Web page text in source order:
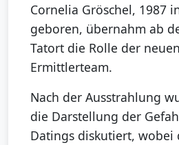
Cornelia Gröschel, 1987
geboren, übernahm ab
Tatort die Rolle der
Ermittlerteam.
Nach der Ausstrahlung
die Darstellung der
Datings diskutiert, wobei